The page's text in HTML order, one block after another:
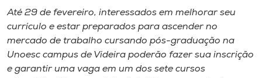
Portal de Ensino
A
Até 29 de fevereiro, interessados em melhorar seu
currículo e estar preparados para ascender no
mercado de trabalho cursando pós-graduação na
Unoesc campus de Videira poderão fazer sua inscrição
e garantir uma vaga em um dos sete cursos